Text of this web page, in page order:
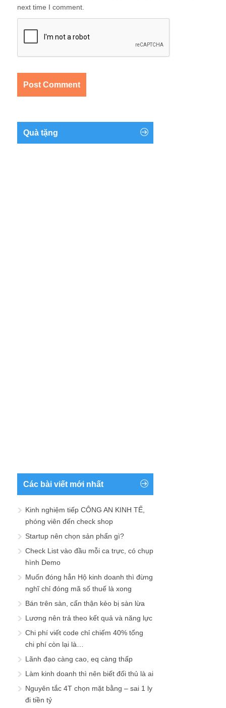
next time I comment.
Quà tặng
Các bài viết mới nhất
Kinh nghiệm tiếp CÔNG AN KINH TẾ,
phóng viên đến check shop
Startup nên chọn sản phẩn gì?
Check List vào đầu mỗi ca trực, có chụp
hình Demo
Muốn đóng hẳn Hộ kinh doanh thì đừng
nghĩ chỉ đóng mã số thuế là xong
Bán trên sàn, cẩn thận kẻo bị sàn lừa
Lương nên trả theo kết quả và năng lực
Chi phí viết code chỉ chiếm 40% tổng
chi phí còn lại là…
Lãnh đạo càng cao, eq càng thấp
Làm kinh doanh thì nên biết đối thủ là ai
Nguyên tắc 4T chọn mặt bằng – sai 1 ly
đi tiền tỷ